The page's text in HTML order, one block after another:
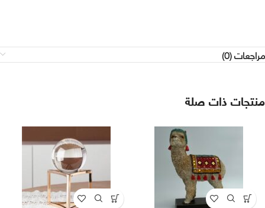
مراجعات (0)
منتجات ذات صلة